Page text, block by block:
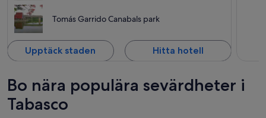
Tomás Garrido Canabals park
Upptäck staden Hitta hotell
Bo nära populära sevärdheter i
Tabasco